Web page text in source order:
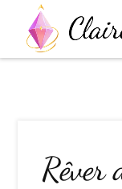
Rêver